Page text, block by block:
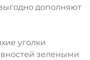
дополняют
уголки
зелеными